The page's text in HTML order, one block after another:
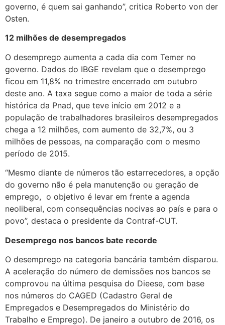
governo, é quem sai ganhando”, critica Roberto von der
Osten.
12 milhões de desempregados
O desemprego aumenta a cada dia com Temer no
governo. Dados do IBGE revelam que o desemprego
ficou em 11,8% no trimestre encerrado em outubro
deste ano. A taxa segue como a maior de toda a série
histórica da Pnad, que teve início em 2012 e a
população de trabalhadores brasileiros desempregados
chega a 12 milhões, com aumento de 32,7%, ou 3
milhões de pessoas, na comparação com o mesmo
período de 2015.
“Mesmo diante de números tão estarrecedores, a opção
do governo não é pela manutenção ou geração de
emprego, o objetivo é levar em frente a agenda
neoliberal, com consequências nocivas ao país e para o
povo”, destaca o presidente da Contraf-CUT.
Desemprego nos bancos bate recorde
O desemprego na categoria bancária também disparou.
A aceleração do número de demissões nos bancos se
comprovou na última pesquisa do Dieese, com base
nos números do CAGED (Cadastro Geral de
Empregados e Desempregados do Ministério do
Trabalho e Emprego). De janeiro a outubro de 2016, os